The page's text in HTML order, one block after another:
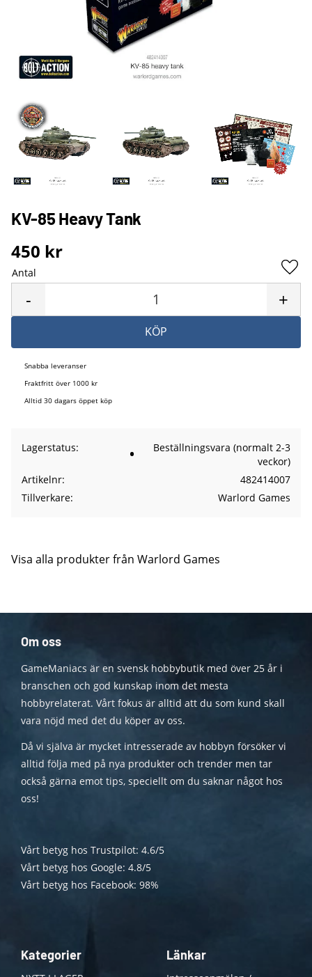
KV-85 Heavy Tank
450 kr
Antal
+
-
KÖP
Snabba leveranser
Fraktfritt över 1000 kr
Alltid 30 dagars öppet köp
Lagerstatus
Beställningsvara (normalt 2-3
veckor)
Artikelnr
482414007
Tillverkare
Warlord Games
Visa alla produkter från Warlord Games
Om oss
GameManiacs är en svensk hobbybutik med över 25 år i
branschen och god kunskap inom det mesta
hobbyrelaterat. Vårt fokus är alltid att du som kund skall
vara nöjd med det du köper av oss.
Då vi själva är mycket intresserade av hobbyn försöker vi
alltid följa med på nya produkter och trender men tar
också gärna emot tips, speciellt om du saknar något hos
oss!
Vårt betyg hos Trustpilot: 4.6/5
Vårt betyg hos Google: 4.8/5
Vårt betyg hos Facebook: 98%
Kategorier Länkar